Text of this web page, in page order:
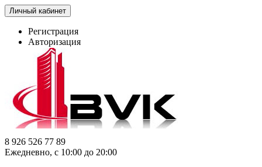
Личный кабинет
Регистрация
Авторизация
8 926 526 77 89
Ежедневно, с 10:00 до 20:00